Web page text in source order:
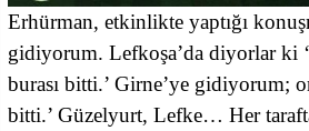
Erhürman, etkinlikte yaptığı
gidiyorum. Lefkoşa’da diyorlar ki
burası bitti.’ Girne’ye gidiyorum;
bitti.’ Güzelyurt, Lefke… Her